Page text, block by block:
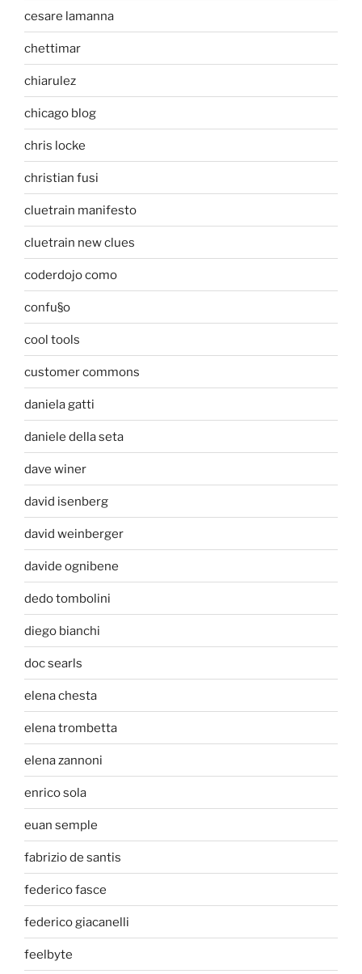
cesare lamanna
chettimar
chiarulez
chicago blog
chris locke
christian fusi
cluetrain manifesto
cluetrain new clues
coderdojo como
confu§o
cool tools
customer commons
daniela gatti
daniele della seta
dave winer
david isenberg
david weinberger
davide ognibene
dedo tombolini
diego bianchi
doc searls
elena chesta
elena trombetta
elena zannoni
enrico sola
euan semple
fabrizio de santis
federico fasce
federico giacanelli
feelbyte